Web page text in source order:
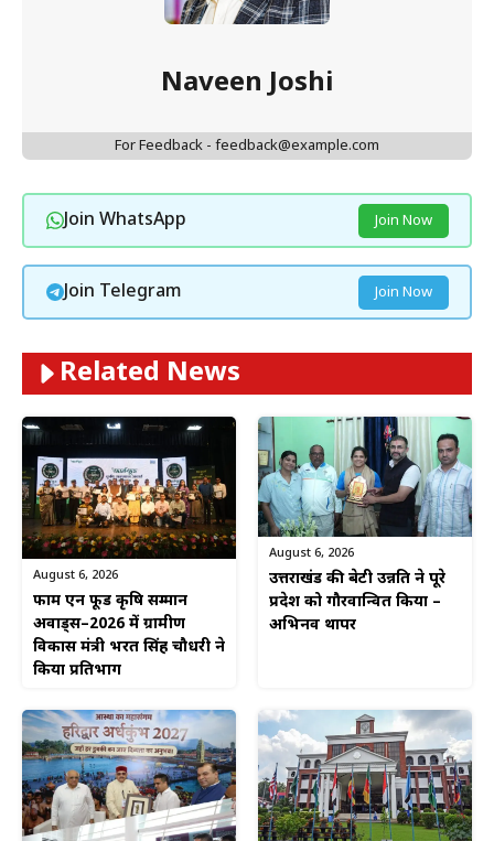
Naveen Joshi
For Feedback - feedback@example.com
Join WhatsApp Join Now
Join Telegram Join Now
Related News
August 6, 2026
फार्म एन फूड कृषि सम्मान
अवार्ड्स–2026 में ग्रामीण
विकास मंत्री भरत सिंह चौधरी ने
किया प्रतिभाग
August 6, 2026
उत्तराखंड की बेटी उन्नति ने पूरे
प्रदेश को गौरवान्वित किया –
अभिनव थापर